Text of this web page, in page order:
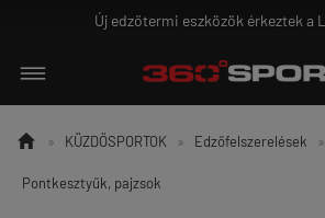
Új edzőtermi eszközök érkeztek a LivePro-tól!
 » KÜZDŐSPORTOK » Edzőfelszerelések »
Pontkesztyűk, pajzsok